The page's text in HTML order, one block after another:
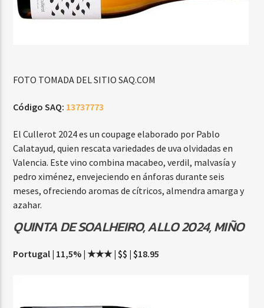
FOTO TOMADA DEL SITIO SAQ.COM
Código SAQ: 13737773
El Cullerot 2024 es un coupage elaborado por Pablo
Calatayud, quien rescata variedades de uva olvidadas en
Valencia. Este vino combina macabeo, verdil, malvasía y
pedro ximénez, envejeciendo en ánforas durante seis
meses, ofreciendo aromas de cítricos, almendra amarga y
azahar.
QUINTA DE SOALHEIRO, ALLO 2024, MIÑO
Portugal | 11,5% | ★★★ | $$ | $18.95